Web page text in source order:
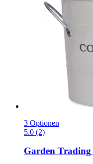
3 Optionen
5.0 (2)
Garden Trading